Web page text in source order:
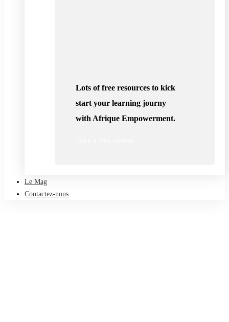
Lots of free resources to kick
start your learning journy
with Afrique Empowerment.
Le Mag
Contactez-nous